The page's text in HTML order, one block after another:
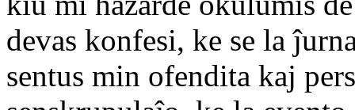
devas konfesi, ke se la
sentus min ofendita kaj